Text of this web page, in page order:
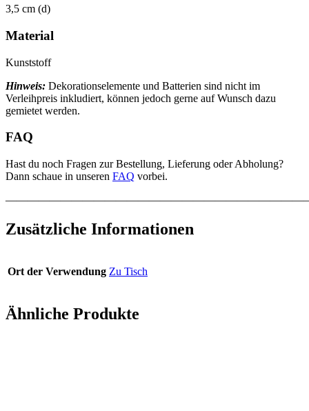
3,5 cm (d)
Material
Kunststoff
Hinweis: Dekorationselemente und Batterien sind nicht im
Verleihpreis inkludiert, können jedoch gerne auf Wunsch dazu
gemietet werden.
FAQ
Hast du noch Fragen zur Bestellung, Lieferung oder Abholung?
Dann schaue in unseren FAQ vorbei.
Zusätzliche Informationen
Ort der Verwendung Zu Tisch
Ähnliche Produkte